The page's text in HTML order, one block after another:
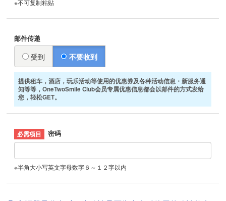
※不可复制粘贴
邮件传递
受到 不要收到
提供租车，酒店，玩乐活动等使用的优惠券及各种活动信息・新服务通
知等等，OneTwoSmile Club会员专属优惠信息都会以邮件的方式发给
您，轻松GET。
密码
※半角大小写英文字母数字６～１２字以内